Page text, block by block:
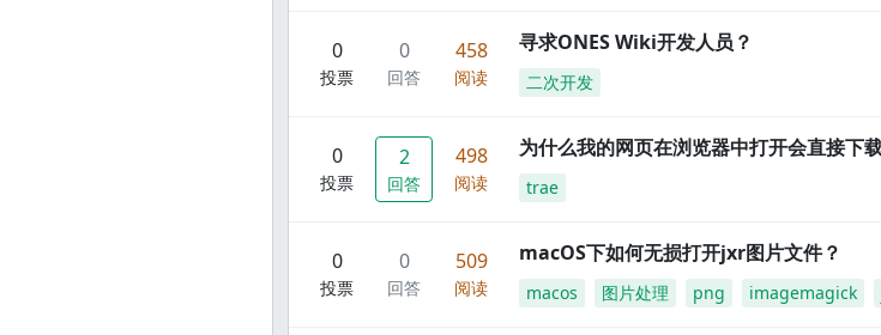
0
投票
0
回答
458
阅读
寻求ONES Wiki开发人员？
二次开发
0
投票
2
回答
498
阅读
为什么我的网页在浏览器中打开会直接下
trae
0
投票
0
回答
509
阅读
macOS下如何无损打开jxr图片文件？
macos 图片处理 png imagemagick